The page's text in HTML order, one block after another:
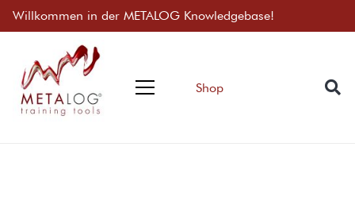
Willkommen in der METALOG Knowledgebase!
Shop